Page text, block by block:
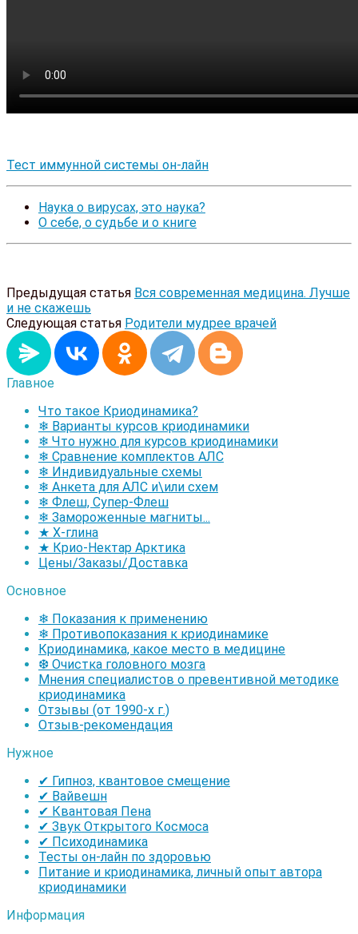
Тест иммунной системы он-лайн
Наука о вирусах, это наука?
О себе, о судьбе и о книге
Предыдущая статья Вся современная медицина. Лучше
и не скажешь
Следующая статья Родители мудрее врачей
Главное
Что такое Криодинамика?
❄ Варианты курсов криодинамики
❄ Что нужно для курсов криодинамики
❄ Сравнение комплектов АЛС
❄ Индивидуальные схемы
❄ Анкета для АЛС и\или схем
❄ Флеш, Супер-Флеш
❄ Замороженные магниты...
★ Х-глина
★ Крио-Нектар Арктика
Цены/Заказы/Доставка
Основное
❄ Показания к применению
❄ Противопоказания к криодинамике
Криодинамика, какое место в медицине
❆ Очистка головного мозга
Мнения специалистов о превентивной методике
криодинамика
Отзывы (от 1990-х г.)
Отзыв-рекомендация
Нужное
✔ Гипноз, квантовое смещение
✔ Вайвешн
✔ Квантовая Пена
✔ Звук Открытого Космоса
✔ Психодинамика
Тесты он-лайн по здоровью
Питание и криодинамика, личный опыт автора
криодинамики
Информация